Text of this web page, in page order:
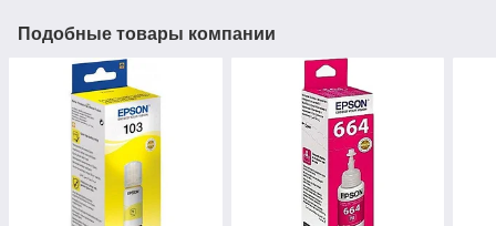
Подобные товары компании